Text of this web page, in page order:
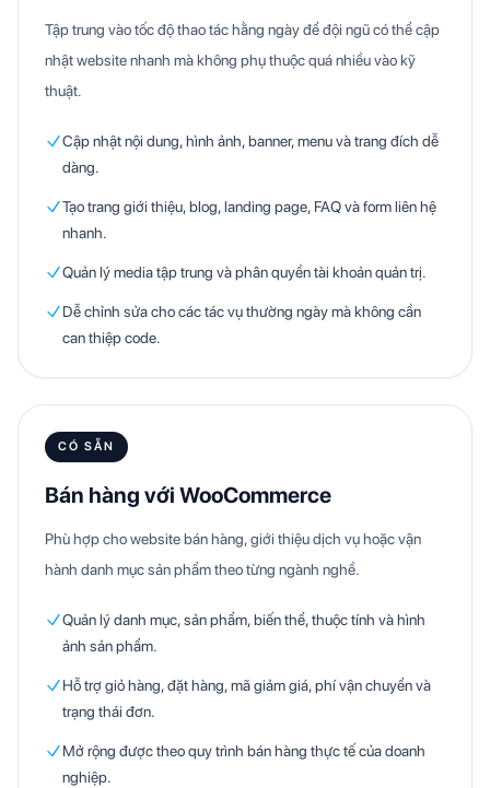
Tập trung vào tốc độ thao tác hằng ngày để đội ngũ có thể cập
nhật website nhanh mà không phụ thuộc quá nhiều vào kỹ
thuật.
Cập nhật nội dung, hình ảnh, banner, menu và trang đích dễ
dàng.
Tạo trang giới thiệu, blog, landing page, FAQ và form liên hệ
nhanh.
Quản lý media tập trung và phân quyền tài khoản quản trị.
Dễ chỉnh sửa cho các tác vụ thường ngày mà không cần
can thiệp code.
CÓ SẴN
Bán hàng với WooCommerce
Phù hợp cho website bán hàng, giới thiệu dịch vụ hoặc vận
hành danh mục sản phẩm theo từng ngành nghề.
Quản lý danh mục, sản phẩm, biến thể, thuộc tính và hình
ảnh sản phẩm.
Hỗ trợ giỏ hàng, đặt hàng, mã giảm giá, phí vận chuyển và
trạng thái đơn.
Mở rộng được theo quy trình bán hàng thực tế của doanh
nghiệp.